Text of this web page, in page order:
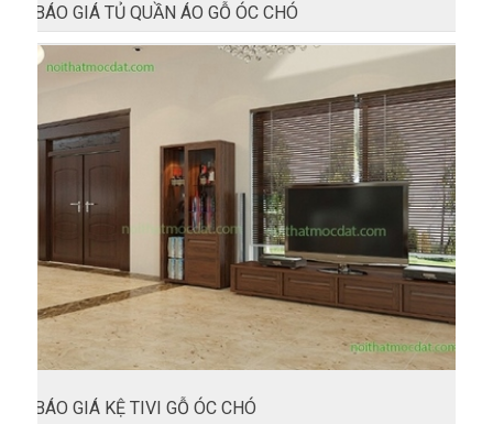
BÁO GIÁ TỦ QUẦN ÁO GỖ ÓC CHÓ
BÁO GIÁ KỆ TIVI GỖ ÓC CHÓ